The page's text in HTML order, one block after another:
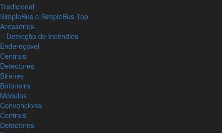
Tradicional
SimpleBus e SimpleBus Top
Acessórios
Detecção de Incêndios
Endereçável
Centrais
Detectores
Sirenes
Botoneira
Módulos
Convencional
Centrais
Detectores